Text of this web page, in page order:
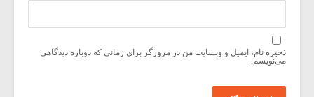
ذخیره نام، ایمیل و وبسایت من در مرورگر برای زمانی که دوباره دیدگاهی
می‌نویسم.